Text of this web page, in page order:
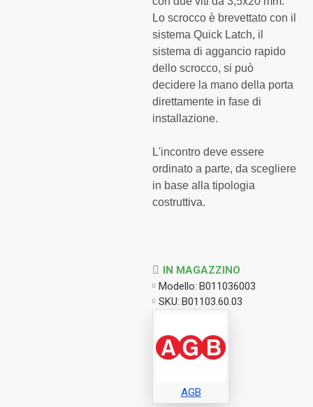
Lo scrocco è brevettato con il
sistema Quick Latch, il
sistema di aggancio rapido
dello scrocco, si può
decidere la mano della porta
direttamente in fase di
installazione.
L'incontro deve essere
ordinato a parte, da scegliere
in base alla tipologia
costruttiva.
IN MAGAZZINO
Modello: B011036003
SKU: B01103.60.03
AGB